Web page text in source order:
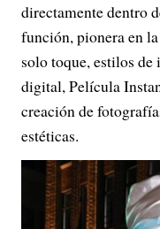
directamente dentro
función, pionera en
solo toque, estilos
digital, Película
creación de
estéticas.